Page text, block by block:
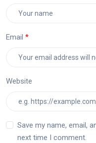
Email
Website
Save my name, email,
next time I comment.